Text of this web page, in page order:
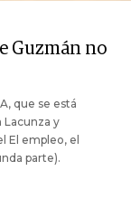
Guzmán no
que se está
Lacunza y
El empleo, el
parte).